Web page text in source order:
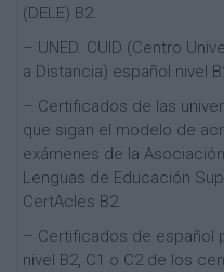
(DELE) B2.
– UNED. CUID (Centro
a Distancia) español nivel
– Certificados de las
que sigan el modelo de
exámenes de la
Lenguas de Educación
CertAcles B2.
– Certificados de español
nivel B2, C1 o C2 de los